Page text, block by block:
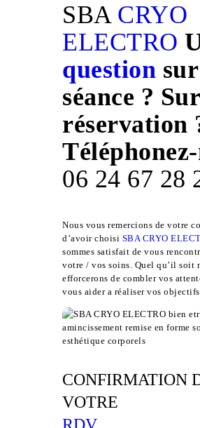
SBA CRYO
ELECTRO
question
séance ?
réservation
06 24 67 28
Nous vous remercions de votre
d’avoir choisi SBA CRYO
sommes satisfait de vous
votre / vos soins. Quel qu’il soit
efforcerons de combler vos
vous aider a réaliser vos
CONFIRMATION
VOTRE